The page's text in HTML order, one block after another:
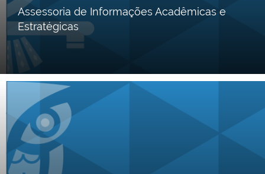
Assessoria de Informações Acadêmicas e
Estratégicas